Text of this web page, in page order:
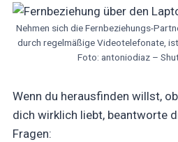
Nehmen sich die Fernbeziehungs-
durch regelmäßige Videotelefonate,
Foto: antoniodiaz –
Wenn du herausfinden willst,
dich wirklich liebt, beantworte
Fragen: